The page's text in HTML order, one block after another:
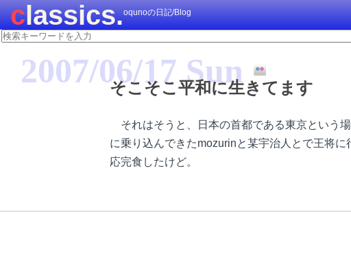
classics.oqunoの日記/Blog
2007/06/17 Sun
そこそこ平和に生きてます
それはそうと、日本の首都である東京という
に乗り込んできたmozurinと某宇治人とで王将
応完食したけど。